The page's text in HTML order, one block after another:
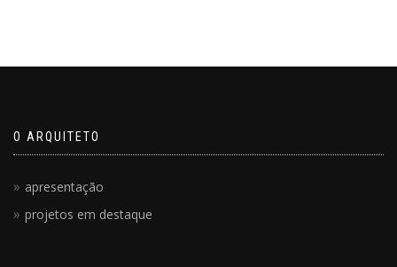
O ARQUITETO
apresentação
projetos em destaque